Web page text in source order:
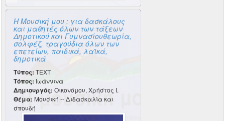
Η Μουσική μου : για δασκάλους
και μαθητές όλων των τάξεων
Δημοτικού και Γυμνασίουθεωρία,
σολφέζ, τραγούδια όλων των
επετείων, παιδικά, λαϊκά,
δημοτικά
Τύπος: TEXT
Τόπος: Ιωάννινα
Δημιουργός: Οικονόμου, Χρήστος Ι.
Θέμα: Μουσική -- Διδασκαλία και
σπουδή